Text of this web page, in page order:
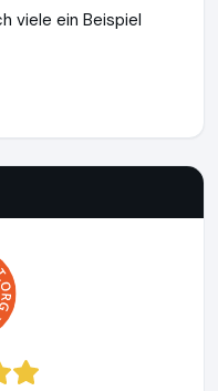
viele ein Beispiel